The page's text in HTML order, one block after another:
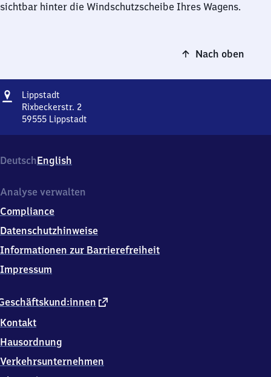
sichtbar hinter die Windschutzscheibe Ihres Wagens.
Nach oben
Adresse
Lippstadt
Rixbeckerstr. 2
59555 Lippstadt
2,
5
5
5
Lippstadt
DeutschEnglish
externer
Kontakt
Hausordnung
Verkehrsunternehmen
Analyse verwalten
Compliance
Datenschutzhinweise
Informationen zur Barrierefreiheit
Impressum